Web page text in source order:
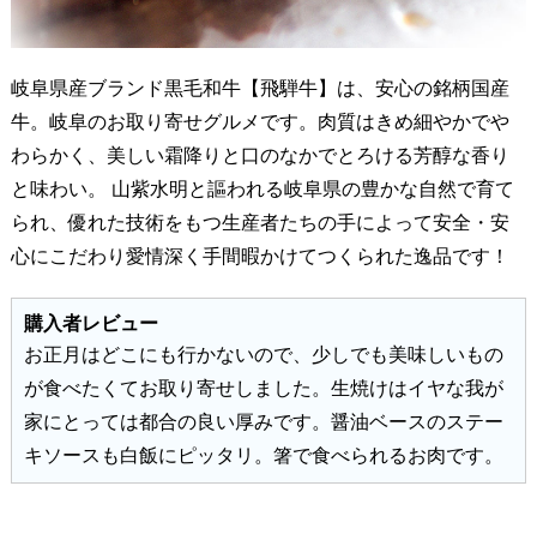
岐阜県産ブランド黒毛和牛【飛騨牛】は、安心の銘柄国産
牛。岐阜のお取り寄せグルメです。肉質はきめ細やかでや
わらかく、美しい霜降りと口のなかでとろける芳醇な香り
と味わい。 山紫水明と謳われる岐阜県の豊かな自然で育て
られ、優れた技術をもつ生産者たちの手によって安全・安
心にこだわり愛情深く手間暇かけてつくられた逸品です！
購入者レビュー
お正月はどこにも行かないので、少しでも美味しいもの
が食べたくてお取り寄せしました。生焼けはイヤな我が
家にとっては都合の良い厚みです。醤油ベースのステー
キソースも白飯にピッタリ。箸で食べられるお肉です。